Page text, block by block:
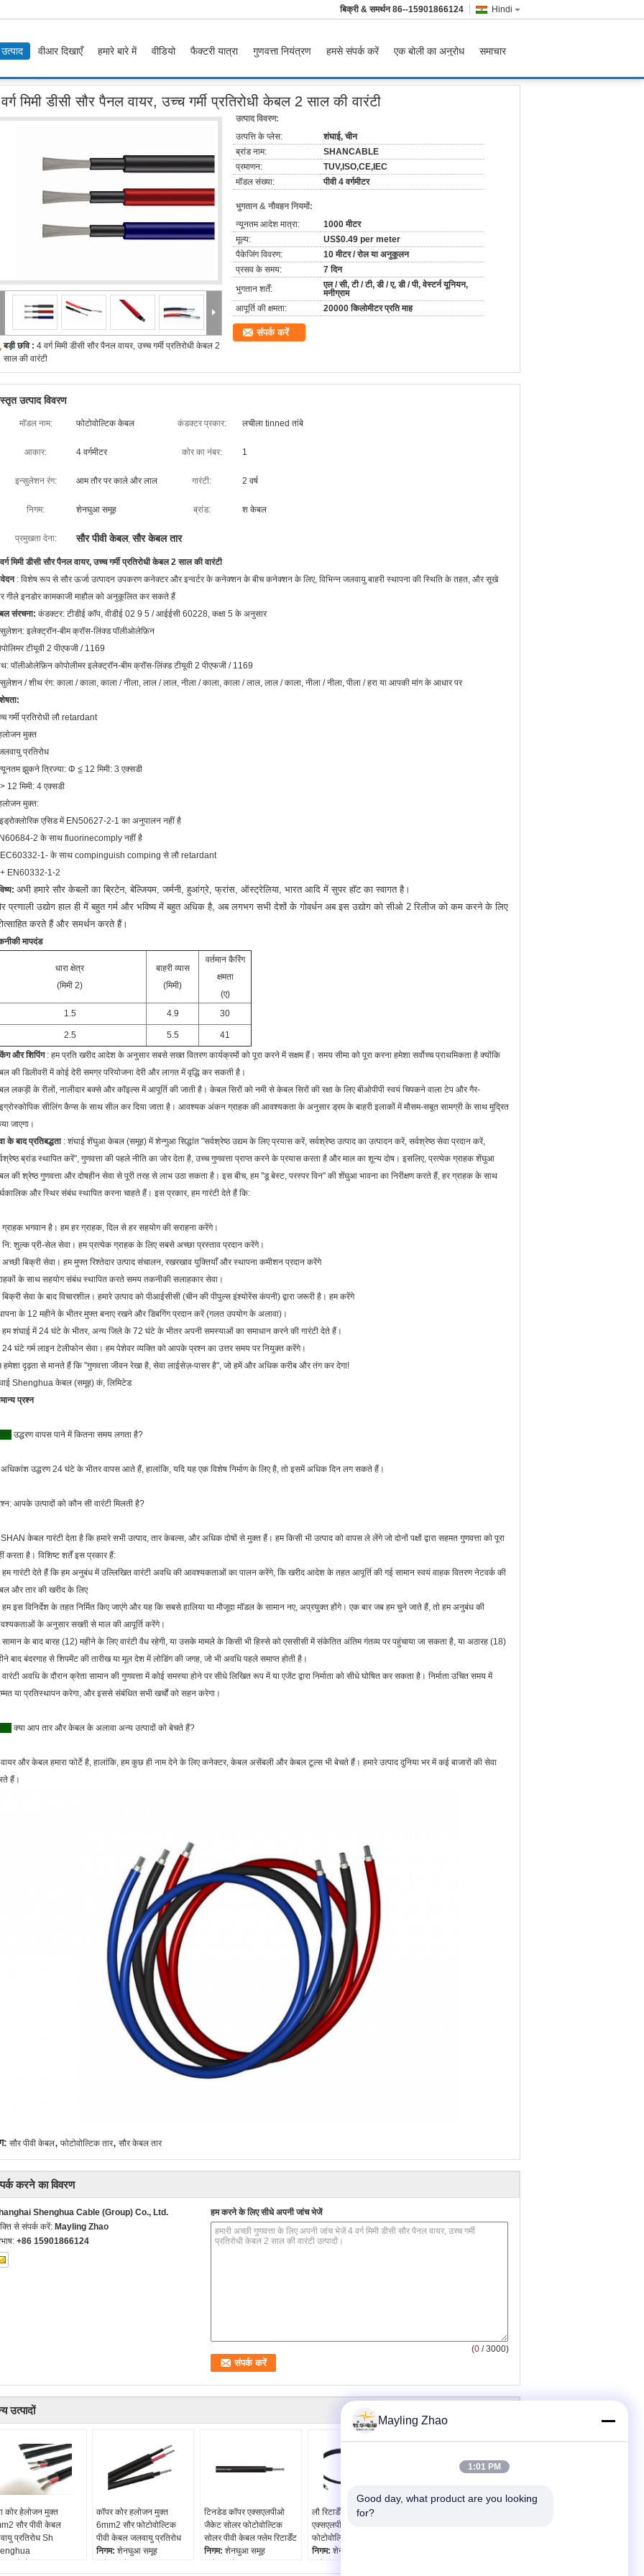
Hindi
बिक्री & समर्थन86--15901866124
उत्पाद वीआर दिखाएँ हमारे बारे में वीडियो फैक्टरी यात्रा गुणवत्ता नियंत्रण हमसे संपर्क करें एक बोली का अनुरोध समाचार
उच्च गर्मी प्रतिरोधी केबल 2 साल की वारंटी
मिमी डीसी सौर पैनल वायर, उच्च गर्मी प्रतिरोधी केबल 2 साल की वारंटी
बड़ी छवि : 4 वर्ग मिमी डीसी सौर पैनल वायर, उच्च गर्मी प्रतिरोधी केबल 2
साल की वारंटी
उत्पाद विवरण:
उत्पत्ति के प्लेस:
शंघाई, चीन
ब्रांड नाम:
SHANCABLE
प्रमाणन:
TUV,ISO,CE,IEC
मॉडल संख्या:
पीवी 4 वर्गमीटर
भुगतान & नौवहन नियमों:
न्यूनतम आदेश मात्रा:
1000 मीटर
मूल्य:
US$0.49 per meter
पैकेजिंग विवरण:
10 मीटर / रोल या अनुकूलन
प्रसव के समय:
7 दिन
भुगतान शर्तें:
एल / सी, टी / टी, डी / ए, डी / पी, वेस्टर्न यूनियन,
मनीग्राम
आपूर्ति की क्षमता:
20000 किलोमीटर प्रति माह
संपर्क करें
उत्पाद विवरण
मॉडल नाम: फोटोवोल्टिक केबल कंडक्टर प्रकार: लचीला tinned तांबे
आकार: 4 वर्गमीटर कोर का नंबर: 1
इन्सुलेशन रंग: आम तौर पर काले और लाल गारंटी: 2 वर्ष
निगम: शेनघुआ समूह ब्रांड: श केबल
प्रमुखता देना: सौर पीवी केबल,सौर केबल तार
मिमी डीसी सौर पैनल वायर, उच्च गर्मी प्रतिरोधी केबल 2 साल की वारंटी
: विशेष रूप से सौर ऊर्जा उत्पादन उपकरण कनेक्टर और इन्वर्टर के कनेक्शन के बीच कनेक्शन के लिए, विभिन्न जलवायु बाहरी स्थापना की स्थिति के तहत, और सूखे
गीले इनडोर कामकाजी माहौल को अनुकूलित कर सकते हैं
संरचना: कंडक्टर: टीडीई कॉप, वीडीई 02 9 5 / आईईसी 60228, कक्षा 5 के अनुसार
इलेक्ट्रॉन-बीम क्रॉस-लिंक्ड पॉलीओलेफ़िन
टीयूवी 2 पीएफजी / 1169
पॉलीओलेफ़िन कोपोलीमर इलेक्ट्रॉन-बीम क्रॉस-लिंक्ड टीयूवी 2 पीएफजी / 1169
/ शीथ रंग: काला / काला, काला / नीला, लाल / लाल, नीला / काला, काला / लाल, लाल / काला, नीला / नीला, पीला / हरा या आपकी मांग के आधार पर
गर्मी प्रतिरोधी लौ retardant
मुक्त
प्रतिरोध
झुकने त्रिज्या: Φ ≦ 12 मिमी: 3 एक्सडी
12 मिमी: 4 एक्सडी
मुक्त:
एसिड में EN50627-2-1 का अनुपालन नहीं है
2 के साथ fluorinecomply नहीं है
1- के साथ compinguish comping से लौ retardant
EN60332-1-2
अभी हमारे सौर केबलों का ब्रिटेन, बेल्जियम, जर्मनी, हुआंग्रे, फ्रांस, ऑस्ट्रेलिया, भारत आदि में सुपर हॉट का स्वागत है।
प्रणाली उद्योग हाल ही में बहुत गर्म और भविष्य में बहुत अधिक है, अब लगभग सभी देशों के गोवर्धन अब इस उद्योग को सीओ 2 रिलीज को कम करने के लिए
करते हैं और समर्थन करते हैं।
मापदंड
धारा क्षेत्र
(मिमी 2)
बाहरी व्यास
(मिमी)
वर्तमान कैरिंग
क्षमता
(ए)
1.5
4.9 30
2.5 5.5
41
और शिपिंग: हम प्रति खरीद आदेश के अनुसार सबसे सख्त वितरण कार्यक्रमों को पूरा करने में सक्षम हैं। समय सीमा को पूरा करना हमेशा सर्वोच्च प्राथमिकता है क्योंकि
की डिलीवरी में कोई देरी समग्र परियोजना देरी और लागत में वृद्धि कर सकती है।
लकड़ी के रीलों, नालीदार बक्से और कॉइल्स में आपूर्ति की जाती है। केबल सिरों को नमी से केबल सिरों की रक्षा के लिए बीओपीपी स्वयं चिपकने वाला टेप और गैर-
सीलिंग कैप्स के साथ सील कर दिया जाता है। आवश्यक अंकन ग्राहक की आवश्यकता के अनुसार ड्रम के बाहरी इलाकों में मौसम-सबूत सामग्री के साथ मुद्रित
जाएगा।
के बाद प्रतिबद्धता: शंघाई शेंघुआ केबल (समूह) में शेन्गुआ सिद्धांत "सर्वश्रेष्ठ उद्यम के लिए प्रयास करें, सर्वश्रेष्ठ उत्पाद का उत्पादन करें, सर्वश्रेष्ठ सेवा प्रदान करें,
ब्रांड स्थापित करें", गुणवत्ता की पहले नीति का जोर देता है, उच्च गुणवत्ता प्राप्त करने के प्रयास करता है और माल का शून्य दोष। इसलिए, प्रत्येक ग्राहक शेंघुआ
की श्रेष्ठ गुणवत्ता और दोषहीन सेवा से पूरी तरह से लाभ उठा सकता है। इस बीच, हम "डू बेस्ट, परस्पर विन" की शेंघुआ भावना का निरीक्षण करते हैं, हर ग्राहक के साथ
और स्थिर संबंध स्थापित करना चाहते हैं। इस प्रकार, हम गारंटी देते हैं कि:
ग्राहक भगवान है। हम हर ग्राहक, दिल से हर सहयोग की सराहना करेंगे।
नि: शुल्क प्री-सेल सेवा। हम प्रत्येक ग्राहक के लिए सबसे अच्छा प्रस्ताव प्रदान करेंगे।
बिक्री सेवा। हम मुफ्त रिश्तेदार उत्पाद संचालन, रखरखाव युक्तियाँ और स्थापना कमीशन प्रदान करेंगे
के साथ सहयोग संबंध स्थापित करते समय तकनीकी सलाहकार सेवा।
सेवा के बाद विचारशील। हमारे उत्पाद को पीआईसीसी (चीन की पीपुल्स इंश्योरेंस कंपनी) द्वारा जरूरी है। हम करेंगे
के 12 महीने के भीतर मुफ्त बनाए रखने और डिबगिंग प्रदान करें (गलत उपयोग के अलावा)।
हम शंघाई में 24 घंटे के भीतर, अन्य जिले के 72 घंटे के भीतर अपनी समस्याओं का समाधान करने की गारंटी देते हैं।
24 घंटे गर्म लाइन टेलीफोन सेवा। हम पेशेवर व्यक्ति को आपके प्रश्न का उत्तर समय पर नियुक्त करेंगे।
हमेशा दृढ़ता से मानते हैं कि "गुणवत्ता जीवन रेखा है, सेवा लाईसेज़-पासर है", जो हमें और अधिक करीब और तंग कर देगा!
Shenghua केबल (समूह) कं, लिमिटेड
प्रश्न
उद्धरण वापस पाने में कितना समय लगता है?
अधिकांश उद्धरण 24 घंटे के भीतर वापस आते हैं, हालांकि, यदि यह एक विशेष निर्माण के लिए है, तो इसमें अधिक दिन लग सकते हैं।
आपके उत्पादों को कौन सी वारंटी मिलती है?
SHAN केबल गारंटी देता है कि हमारे सभी उत्पाद, तार केबल्स, और अधिक दोषों से मुक्त हैं। हम किसी भी उत्पाद को वापस ले लेंगे जो दोनों पक्षों द्वारा सहमत गुणवत्ता को पूरा
करता है। विशिष्ट शर्तें इस प्रकार हैं:
हम गारंटी देते हैं कि हम अनुबंध में उल्लिखित वारंटी अवधि की आवश्यकताओं का पालन करेंगे, कि खरीद आदेश के तहत आपूर्ति की गई सामान स्वयं वाहक वितरण नेटवर्क की
और तार की खरीद के लिए
इस विनिर्देश के तहत निर्मित किए जाएंगे और यह कि सबसे हालिया या मौजूदा मॉडल के सामान नए, अप्रयुक्त होंगे। एक बार जब हम चुने जाते हैं, तो हम अनुबंध की
के अनुसार सख्ती से माल की आपूर्ति करेंगे।
के बाद बारह (12) महीने के लिए वारंटी वैध रहेगी, या उसके मामले के किसी भी हिस्से को एससीसी में संकेतित अंतिम गंतव्य पर पहुंचाया जा सकता है, या अठारह (18)
बाद बंदरगाह से शिपमेंट की तारीख या मूल देश में लोडिंग की जगह, जो भी अवधि पहले समाप्त होती है।
अवधि के दौरान क्रेता सामान की गुणवत्ता में कोई समस्या होने पर सीधे लिखित रूप में या एजेंट द्वारा निर्माता को सीधे घोषित कर सकता है। निर्माता उचित समय में
या प्रतिस्थापन करेगा, और इससे संबंधित सभी खर्चों को सहन करेगा।
क्या आप तार और केबल के अलावा अन्य उत्पादों को बेचते हैं?
वायर और केबल हमारा फोर्टे है, हालांकि, हम कुछ ही नाम देने के लिए कनेक्टर, केबल असेंबली और केबल टूल्स भी बेचते हैं। हमारे उत्पाद दुनिया भर में कई बाजारों की सेवा
हैं।
सौर पीवी केबल, फोटोवोल्टिक तार, सौर केबल तार
करने का विवरण
Shenghua Cable (Group) Co., Ltd.
से संपर्क करें: Mayling Zhao
+86 15901866124
हम करने के लिए सीधे अपनी जांच भेजें
(0 / 3000)
उत्पादों
कोर हेलोजन मुक्त
सौर पीवी केबल
प्रतिरोध Sh
कॉपर कोर हलोजन मुक्त
6mm2 सौर फोटोवोल्टिक
पीवी केबल जलवायु प्रतिरोध
निगम:शेनघुआ समूह
टिनडेड कॉपर एक्सएलपीओ
जैकेट सोलर फोटोवोल्टिक
सोलर पीवी केबल फ्लेम रिटार्डेंट
निगम: शेनघुआ समूह
लौ रिटार्डेंट कॉपर कोर
एक्सएलपीओ जैकेट सौर
फोटोवोल्टिक केबल 6 मिमी
निगम: शेनघुआ समूह
Mayling Zhao
1:01 PM
Good day, what product are you looking
for?